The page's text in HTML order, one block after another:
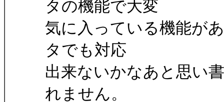
タの機能で大変
気に入っている機能が
タでも対応
出来ないかなあと思い
れません。